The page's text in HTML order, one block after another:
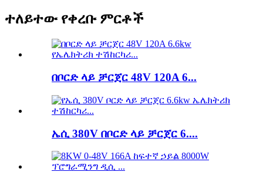
ተለይተው የቀረቡ ምርቶች
በቦርድ ላይ ቻርጀር 48V 120A 6...
ኤሲ 380V በቦርድ ላይ ቻርጀር 6....